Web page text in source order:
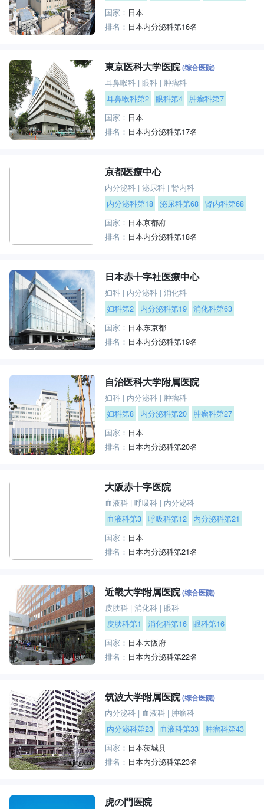
国家： 日本
排名： 日本内分泌科第16名
東京医科大学医院(综合医院)
耳鼻喉科 |眼科 | 肿瘤科
耳鼻喉科第2 眼科第4
肿瘤科第7
国家： 日本
排名： 日本内分泌科第17名
京都医療中心
内分泌科 |泌尿科 |肾内科
内分泌科第18 泌尿科第68 肾内科第68
国家： 日本京都府
排名： 日本内分泌科第18名
日本赤十字社医療中心
妇科 | 内分泌科 |消化科
妇科第2
内分泌科第19 消化科第63
国家： 日本东京都
排名： 日本内分泌科第19名
自治医科大学附属医院
妇科 | 内分泌科 | 肿瘤科
妇科第8
内分泌科第20
肿瘤科第27
国家： 日本
排名： 日本内分泌科第20名
大阪赤十字医院
血液科 |呼吸科 | 内分泌科
血液科第3 呼吸科第12
内分泌科第21
国家： 日本
排名： 日本内分泌科第21名
近畿大学附属医院(综合医院)
皮肤科 |消化科 |眼科
皮肤科第1
消化科第16 眼科第16
国家： 日本大阪府
排名： 日本内分泌科第22名
筑波大学附属医院(综合医院)
内分泌科 | 血液科 | 肿瘤科
内分泌科第23
血液科第33
肿瘤科第43
国家： 日本茨城县
排名： 日本内分泌科第23名
虎の門医院